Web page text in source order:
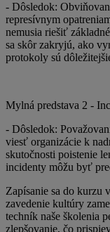
- Dôsledok:
represívnym
nemusia riešiť
sa skôr zakryjú, ako
protokoly sú
Mylná predstava 2 -
- Dôsledok:
viesť organizácie k
skutočnosti poistenie
incidenty môžu byť
Zapísanie sa do kurzu
zavedenie kultúry
techník naše školenia
zlepšovanie, čo